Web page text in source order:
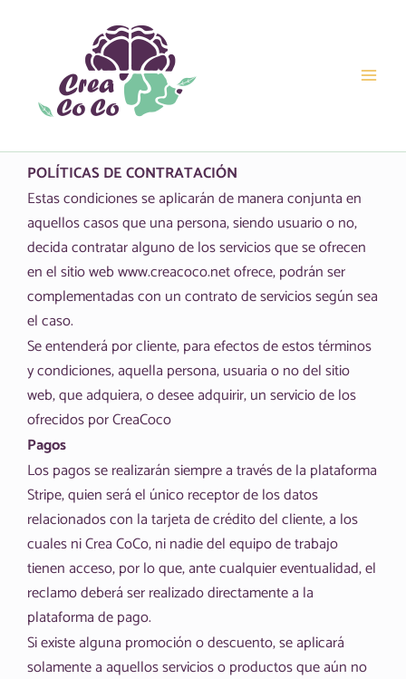
POLÍTICAS DE CONTRATACIÓN
Estas condiciones se aplicarán de manera conjunta en
aquellos casos que una persona, siendo usuario o no,
decida contratar alguno de los servicios que se ofrecen
en el sitio web www.creacoco.net ofrece, podrán ser
complementadas con un contrato de servicios según sea
el caso.
Se entenderá por cliente, para efectos de estos términos
y condiciones, aquella persona, usuaria o no del sitio
web, que adquiera, o desee adquirir, un servicio de los
ofrecidos por CreaCoco
Pagos
Los pagos se realizarán siempre a través de la plataforma
Stripe, quien será el único receptor de los datos
relacionados con la tarjeta de crédito del cliente, a los
cuales ni Crea CoCo, ni nadie del equipo de trabajo
tienen acceso, por lo que, ante cualquier eventualidad, el
reclamo deberá ser realizado directamente a la
plataforma de pago.
Si existe alguna promoción o descuento, se aplicará
solamente a aquellos servicios o productos que aún no